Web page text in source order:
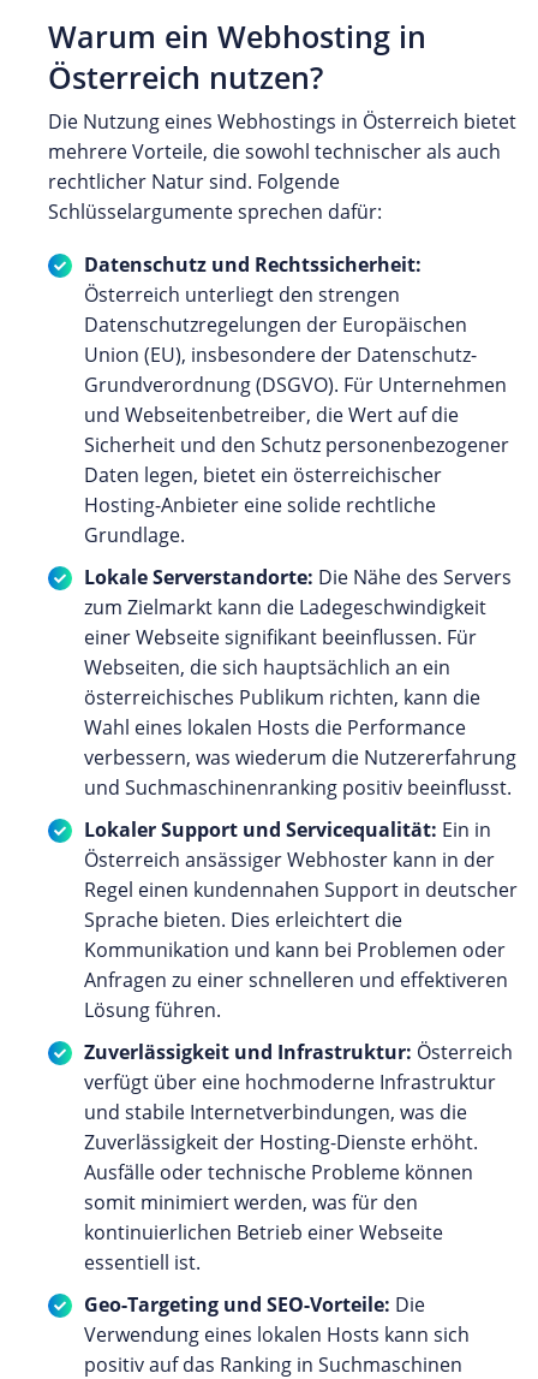
Warum ein Webhosting in
Österreich nutzen?
Die Nutzung eines Webhostings in Österreich bietet
mehrere Vorteile, die sowohl technischer als auch
rechtlicher Natur sind. Folgende
Schlüsselargumente sprechen dafür:
Datenschutz und Rechtssicherheit:
Österreich unterliegt den strengen
Datenschutzregelungen der Europäischen
Union (EU), insbesondere der Datenschutz-
Grundverordnung (DSGVO). Für Unternehmen
und Webseitenbetreiber, die Wert auf die
Sicherheit und den Schutz personenbezogener
Daten legen, bietet ein österreichischer
Hosting-Anbieter eine solide rechtliche
Grundlage.
Lokale Serverstandorte: Die Nähe des Servers
zum Zielmarkt kann die Ladegeschwindigkeit
einer Webseite signifikant beeinflussen. Für
Webseiten, die sich hauptsächlich an ein
österreichisches Publikum richten, kann die
Wahl eines lokalen Hosts die Performance
verbessern, was wiederum die Nutzererfahrung
und Suchmaschinenranking positiv beeinflusst.
Lokaler Support und Servicequalität: Ein in
Österreich ansässiger Webhoster kann in der
Regel einen kundennahen Support in deutscher
Sprache bieten. Dies erleichtert die
Kommunikation und kann bei Problemen oder
Anfragen zu einer schnelleren und effektiveren
Lösung führen.
Zuverlässigkeit und Infrastruktur: Österreich
verfügt über eine hochmoderne Infrastruktur
und stabile Internetverbindungen, was die
Zuverlässigkeit der Hosting-Dienste erhöht.
Ausfälle oder technische Probleme können
somit minimiert werden, was für den
kontinuierlichen Betrieb einer Webseite
essentiell ist.
Geo-Targeting und SEO-Vorteile: Die
Verwendung eines lokalen Hosts kann sich
positiv auf das Ranking in Suchmaschinen